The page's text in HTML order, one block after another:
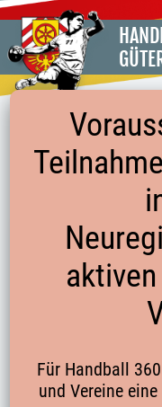
TURNIER AM
Weiblicher Jahrgang
Die Mädchen des
Erfolgskurs fort.
den Turniersieg
Bielefeld-Herford,
Für Handball
und Vereine